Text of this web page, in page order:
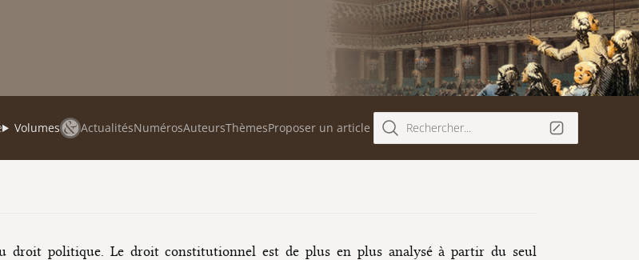
Volumes ActualitésNumérosAuteursThèmesProposer un article Rechercher...
droit politique. Le droit constitutionnel est de plus en plus analysé à partir du seul